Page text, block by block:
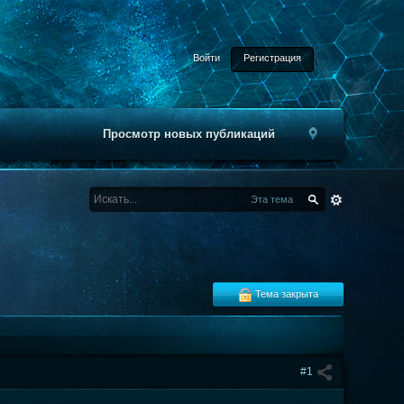
Войти Регистрация
Просмотр новых публикаций
Эта тема
Тема закрыта
#1